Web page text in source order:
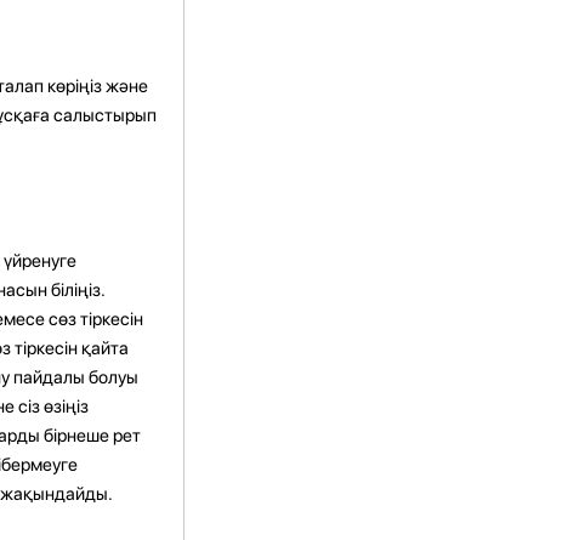
көріңізжәне
салыстырып
біліңіз.
сөз тіркесін
тіркесін қайта
пайдалы болуы
өзіңіз
бірнеше рет
жақындайды.